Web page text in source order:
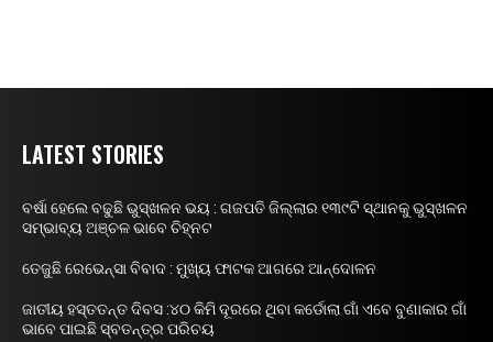
LATEST STORIES
ବର୍ଷା ହେଲେ ବଢୁଛି ଭୁସ୍ଖଳନ ଭୟ : ଗଜପତି ଜିଲ୍ଲାର ୧୩୯ଟି ସ୍ଥାନକୁ ଭୁସ୍ଖଳନ
ସମ୍ଭାବ୍ୟ ଅଞ୍ଚଳ ଭାବେ ଚିହ୍ନଟ
ତେଜୁଛି ରେଭେନ୍ସା ବିବାଦ : ମୁଖ୍ୟ ଫାଟକ ଆଗରେ ଆନ୍ଦୋଳନ
ଜାତୀୟ ହସ୍ତତନ୍ତ ଦିବସ :୪୦ କିମି ଦୂରରେ ଥିବା କର୍ଡୋଲା ଗାଁ ଏବେ ବୁଣାକାର ଗାଁ
ଭାବେ ପାଇଛି ସ୍ବତନ୍ତ୍ର ପରିଚୟ